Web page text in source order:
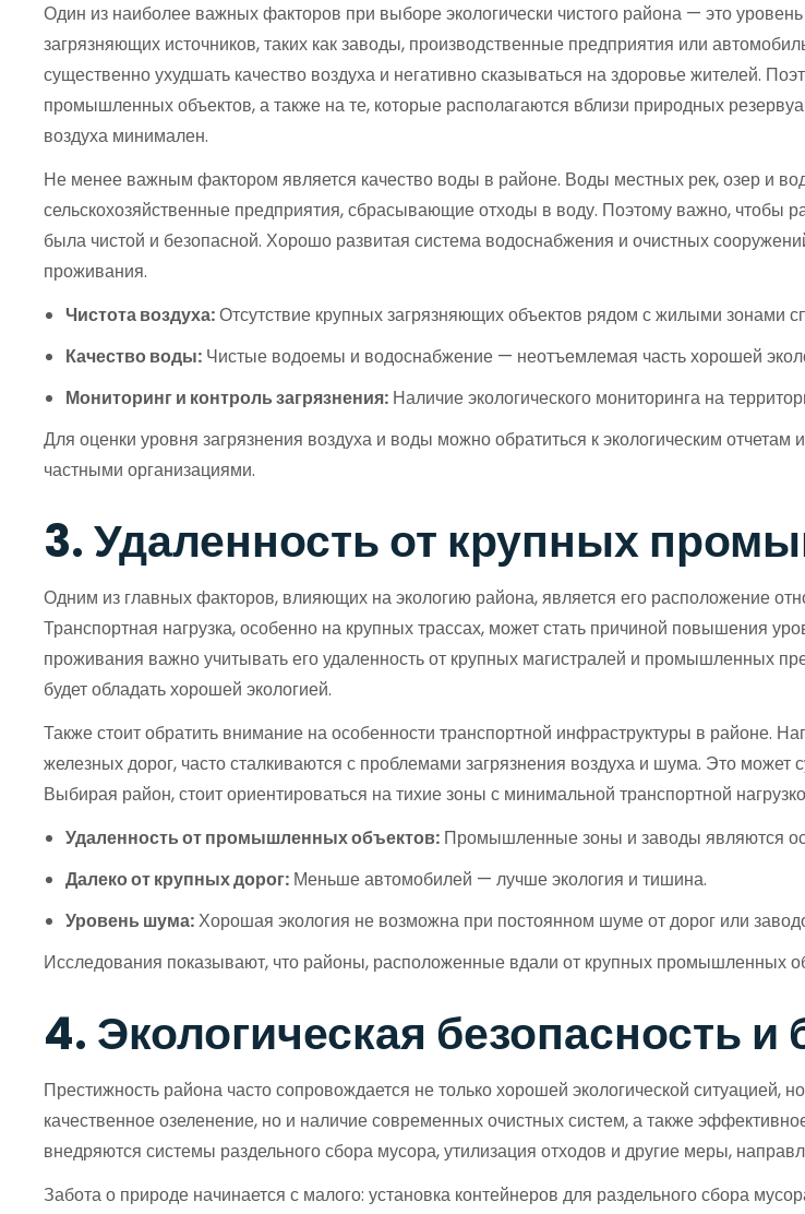
Один из наиболее важных факторов при выборе экологически чистого района — это
загрязняющих источников, таких как заводы, производственные предприятия или
существенно ухудшать качество воздуха и негативно сказываться на здоровье жителей.
промышленных объектов, а также на те, которые располагаются вблизи природных
воздуха минимален.
Не менее важным фактором является качество воды в районе. Воды местных рек, озер и
сельскохозяйственные предприятия, сбрасывающие отходы в воду. Поэтому важно, чтобы
была чистой и безопасной. Хорошо развитая система водоснабжения и очистных
проживания.
Чистота воздуха:Отсутствие крупных загрязняющих объектов рядом с жилыми зонами
Качество воды: Чистые водоемы и водоснабжение — неотъемлемая часть хорошей
Мониторинг и контроль загрязнения: Наличие экологического мониторинга на
Для оценки уровня загрязнения воздуха и воды можно обратиться к экологическим
частными организациями.
3. Удаленность от крупных
Одним из главных факторов, влияющих на экологию района, является его расположение
Транспортная нагрузка, особенно на крупных трассах, может стать причиной повышения
проживания важно учитывать его удаленность от крупных магистралей и промышленных
будет обладать хорошей экологией.
Также стоит обратить внимание на особенности транспортной инфраструктуры в районе.
железных дорог, часто сталкиваются с проблемами загрязнения воздуха и шума. Это
Выбирая район, стоит ориентироваться на тихие зоны с минимальной транспортной
Удаленность от промышленных объектов: Промышленные зоны и заводы являются
Далеко от крупных дорог: Меньше автомобилей — лучше экология и тишина.
Уровень шума:Хорошая экология не возможна при постоянном шуме от дорог или
Исследования показывают, что районы, расположенные вдали от крупных промышленных
4. Экологическая безопасность и
Престижность района часто сопровождается не только хорошей экологической ситуацией,
качественное озеленение, но и наличие современных очистных систем, а также
внедряются системы раздельного сбора мусора, утилизация отходов и другие меры,
Забота о природе начинается с малого: установка контейнеров для раздельного сбора